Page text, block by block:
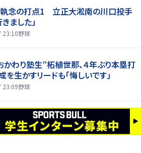
念の打点1 立正大淞南の川口投手
ました」
23:10野球
かわり塾生”柘植世那、４年ぶり本塁打
を生かすリードも「悔しいです」
23:09野球